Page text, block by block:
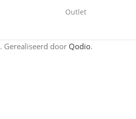
Outlet
. Gerealiseerd door Qodio.